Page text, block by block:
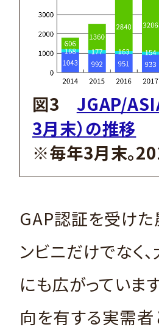
図3 JGAP/
3月末）の推移
※毎年3月末。
GAP認証を受け
ンビニだけでなく
にも広がっていま
向を有する実需